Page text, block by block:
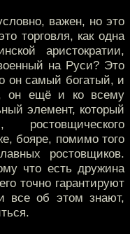
важен, но это
торговля, как одна
аристократии,
на Руси? Это
он самый богатый, и
он ещё и ко всему
элемент, который
бояре, помимо того
ростовщиков.
что есть дружина
точно гарантируют
все об этом знают,